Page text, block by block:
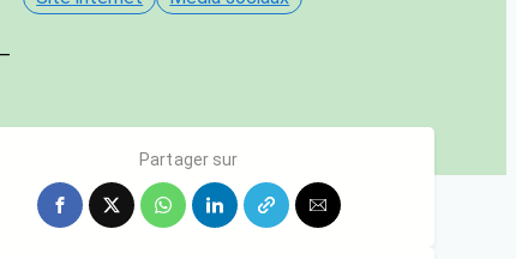
Partager sur